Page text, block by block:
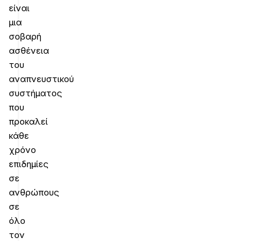
είναι
μια
σοβαρή
ασθένεια
του
αναπνευστικού
συστήματος
που
προκαλεί
κάθε
χρόνο
επιδημίες
σε
ανθρώπους
σε
όλο
τον